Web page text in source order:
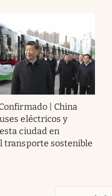
| China
eléctricos y
ciudad en
transporte sostenible